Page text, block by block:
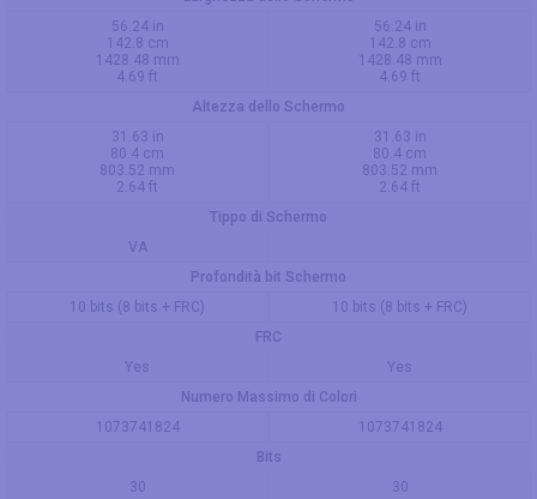
56.24 in
142.8 cm
1428.48 mm
4.69 ft
56.24 in
142.8 cm
1428.48 mm
4.69 ft
Altezza dello Schermo
31.63 in
80.4 cm
803.52 mm
2.64 ft
31.63 in
80.4 cm
803.52 mm
2.64 ft
Tippo di Schermo
VA
Profondità bit Schermo
10 bits (8 bits + FRC)
10 bits (8 bits + FRC)
FRC
Yes
Yes
Numero Massimo di Colori
1073741824
1073741824
Bits
30
30